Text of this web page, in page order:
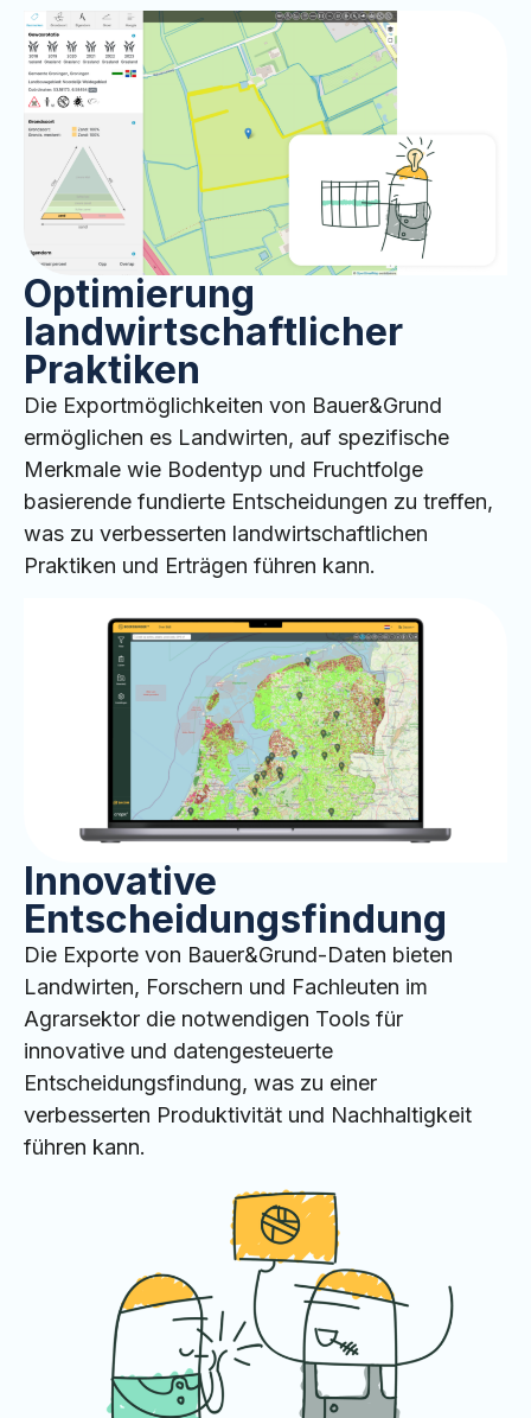
Optimierung
landwirtschaftlicher
Praktiken
Die Exportmöglichkeiten von Bauer&Grund
ermöglichen es Landwirten, auf spezifische
Merkmale wie Bodentyp und Fruchtfolge
basierende fundierte Entscheidungen zu treffen,
was zu verbesserten landwirtschaftlichen
Praktiken und Erträgen führen kann.
Innovative
Entscheidungsfindung
Die Exporte von Bauer&Grund-Daten bieten
Landwirten, Forschern und Fachleuten im
Agrarsektor die notwendigen Tools für
innovative und datengesteuerte
Entscheidungsfindung, was zu einer
verbesserten Produktivität und Nachhaltigkeit
führen kann.